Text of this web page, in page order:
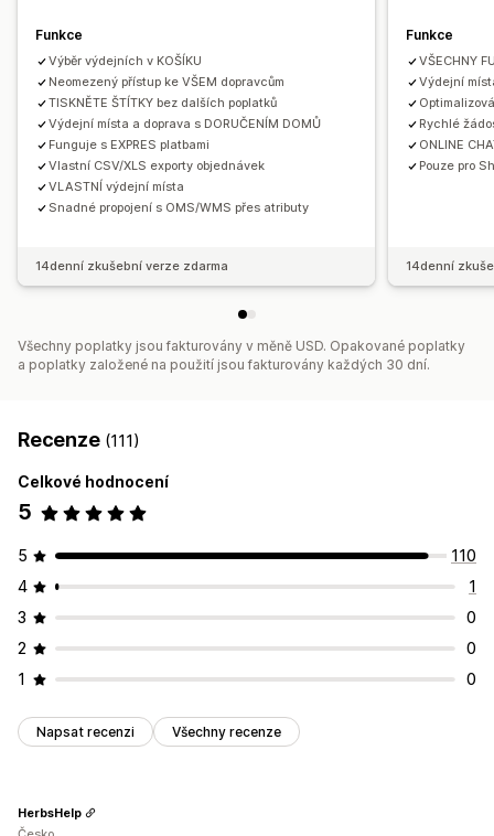
Funkce
Výběr výdejních v KOŠÍKU
Neomezený přístup ke VŠEM dopravcům
TISKNĚTE ŠTÍTKY bez dalších poplatků
Výdejní místa a doprava s DORUČENÍM DOMŮ
Funguje s EXPRES platbami
Vlastní CSV/XLS exporty objednávek
VLASTNÍ výdejní místa
Snadné propojení s OMS/WMS přes atributy
14denní zkušební verze zdarma
Funkce
VŠECHNY
Výdejní
Rychlé
ONLINE
Pouze pro
14denní
Všechny poplatky jsou fakturovány v měně USD. Opakované poplatky
a poplatky založené na použití jsou fakturovány každých 30 dní.
Recenze (111)
Celkové hodnocení
5
5
110
4
1
3
0
2
0
1
0
Napsat recenzi Všechny recenze
HerbsHelp